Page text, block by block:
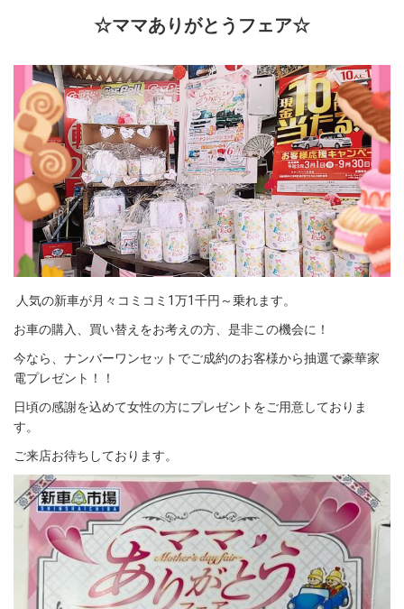
☆ママありがとうフェア☆
人気の新車が月々コミコミ1万1千円～乗れます。
お車の購入、買い替えをお考えの方、是非この機会に！
今なら、ナンバーワンセットでご成約のお客様から抽選で豪華家
電プレゼント！！
日頃の感謝を込めて女性の方にプレゼントをご用意しておりま
す。
ご来店お待ちしております。